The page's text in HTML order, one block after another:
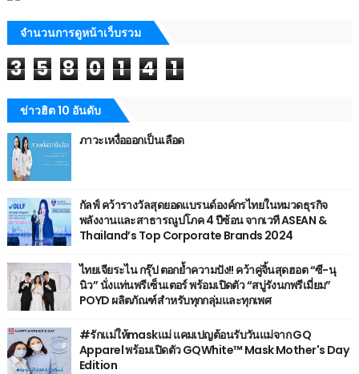
จำนวนการดูหน้าเว็บรวม
3 5 8 0 1 4 1
ข่าวฮิต 10 อันดับ
ภาวะเหงื่อออกเป็นเลือด
กัลฟ์ คว้ารางวัลสุดยอดแบรนด์องค์กรไทยในหมวดธุรกิจ
พลังงานและสาธารณูปโภค 4 ปีซ้อน จากเวที ASEAN &
Thailand’s Top Corporate Brands 2024
ไทยเจียระไน กรุ๊ป ตอกย้ำความปัง!! คว้าคู่จิ้นสุดฮอต “ซี-นุ
นิว” นั่งแท่นพรีเซ็นเตอร์ พร้อมเปิดตัว “สบู่รังนกพรีเมี่ยม”
POYD ผลิตภัณฑ์สำหรับทุกกลุ่มและทุกเพศ
#รักแม่ให้maskแม่ แคมเปญต้อนรับวันแม่จาก GQ
Apparel พร้อมเปิดตัว GQWhite™ Mask Mother's Day
Edition